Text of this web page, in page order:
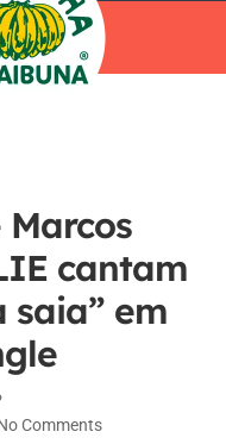
Marcos
cantam
saia” em
Comments